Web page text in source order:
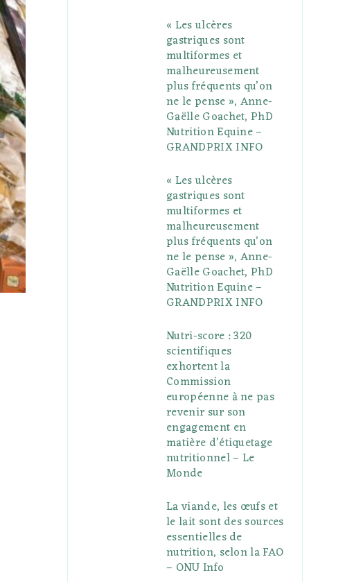
e
P
u
s
g
r
a
r
e
s
« Les ulcères
gastriques sont
multiformes et
malheureusement
plus fréquents qu’on
ne le pense », Anne-
Gaëlle Goachet, PhD
Nutrition Equine –
GRANDPRIX INFO
« Les ulcères
gastriques sont
multiformes et
malheureusement
plus fréquents qu’on
ne le pense », Anne-
Gaëlle Goachet, PhD
Nutrition Equine –
GRANDPRIX INFO
Nutri-score : 320
scientifiques
exhortent la
Commission
européenne à ne pas
revenir sur son
engagement en
matière d’étiquetage
nutritionnel – Le
Monde
La viande, les œufs et
le lait sont des sources
essentielles de
nutrition, selon la FAO
– ONU Info